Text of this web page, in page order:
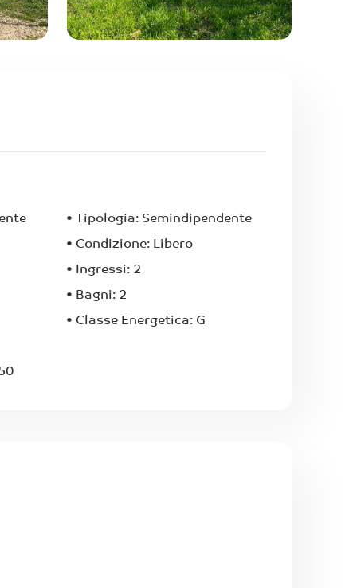
• Tipologia: Semindipendente
• Condizione: Libero
• Ingressi: 2
• Bagni: 2
• Classe Energetica: G